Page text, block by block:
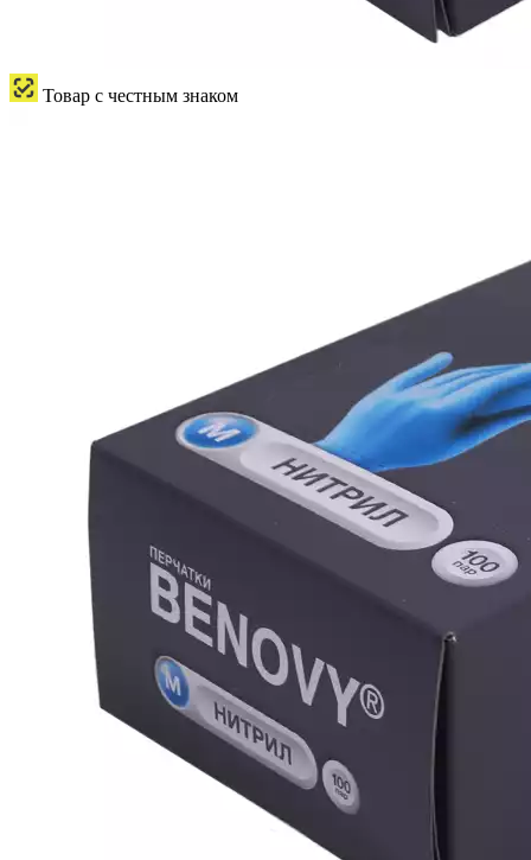
Товар с честным знаком